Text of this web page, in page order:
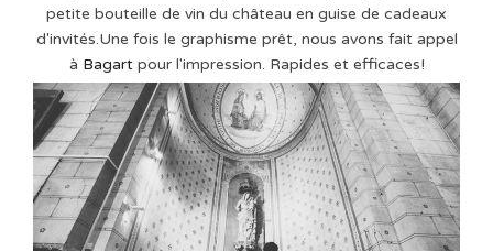
petite bouteille de vin du château en guise de cadeaux
d'invités.Une fois le graphisme prêt, nous avons fait appel
à Bagartpour l'impression. Rapides et efficaces!